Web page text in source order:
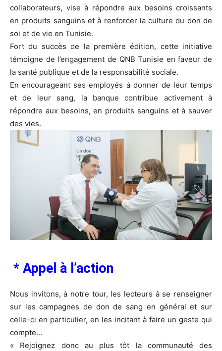
collaborateurs, vise à répondre aux besoins croissants
en produits sanguins et à renforcer la culture du don de
soi et de vie en Tunisie.
Fort du succès de la première édition, cette initiative
témoigne de l’engagement de QNB Tunisie en faveur de
la santé publique et de la responsabilité sociale.
En encourageant ses employés à donner de leur temps
et de leur sang, la banque contribue activement à
répondre aux besoins, en produits sanguins et à sauver
des vies.
* Appel à l’action
Nous invitons, à notre tour, les lecteurs à se renseigner
sur les campagnes de don de sang en général et sur
celle-ci en particulier, en les incitant à faire un geste qui
compte…
« Rejoignez donc au plus tôt la communauté des